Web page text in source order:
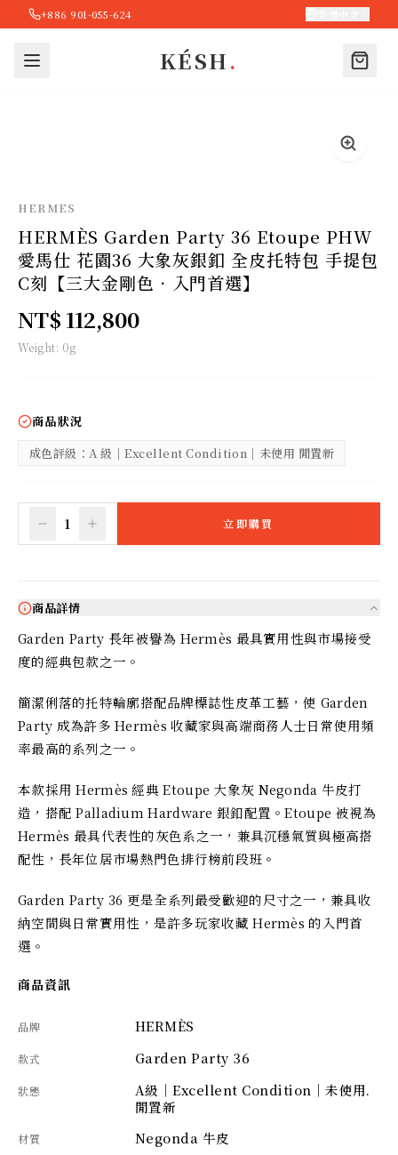
+886 901-055-624
KÉSH.
HERMES
HERMÈS Garden Party 36 Etoupe PHW
愛馬仕 花園36 大象灰銀釦 全皮托特包 手提包
C刻【三大金剛色．入門首選】
NT$ 112,800
Weight: 0g
商品狀況
成色評級：A 級｜Excellent Condition｜未使用 閒置新
1 立即購買
商品詳情
Garden Party 長年被譽為 Hermès 最具實用性與市場接受
度的經典包款之一。
簡潔俐落的托特輪廓搭配品牌標誌性皮革工藝，使 Garden
Party 成為許多 Hermès 收藏家與高端商務人士日常使用頻
率最高的系列之一。
本款採用 Hermès 經典 Etoupe 大象灰 Negonda 牛皮打
造，搭配 Palladium Hardware 銀釦配置。Etoupe 被視為
Hermès 最具代表性的灰色系之一，兼具沉穩氣質與極高搭
配性，長年位居市場熱門色排行榜前段班。
Garden Party 36 更是全系列最受歡迎的尺寸之一，兼具收
納空間與日常實用性，是許多玩家收藏 Hermès 的入門首
選。
商品資訊
品牌 HERMÈS
款式 Garden Party 36
狀態
A級｜Excellent Condition｜未使用.
閒置新
材質 Negonda 牛皮